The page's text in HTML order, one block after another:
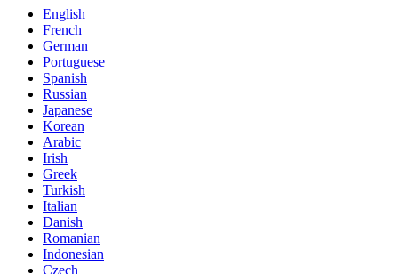
English
French
German
Portuguese
Spanish
Russian
Japanese
Korean
Arabic
Irish
Greek
Turkish
Italian
Danish
Romanian
Indonesian
Czech